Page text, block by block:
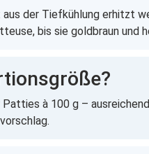
der Tiefkühlung erhitzt
bis sie goldbraun und
à 100 g –